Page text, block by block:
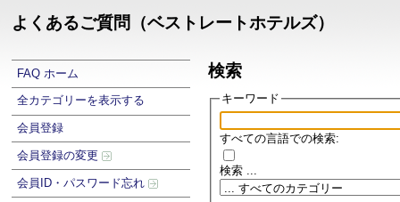
よくあるご質問（ベストレートホテルズ）
FAQ ホーム
全カテゴリーを表示する
会員登録
会員登録の変更
会員ID・パスワード忘れ
検索
キーワード
すべての言語での検索:
検索 ...